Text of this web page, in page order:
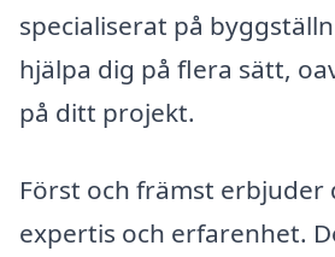
specialiserat på
hjälpa dig på flera sätt,
på ditt projekt.
Först och främst erbjuder
expertis och erfarenhet.